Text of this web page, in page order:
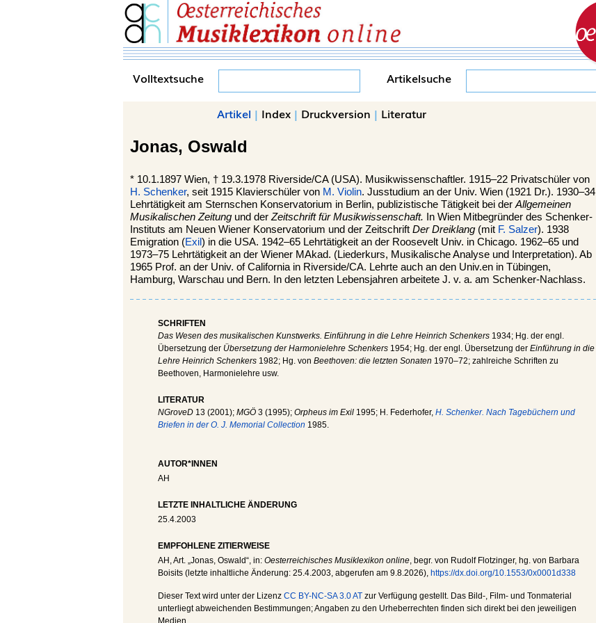
Volltextsuche Artikelsuche
Artikel | Index | Druckversion | Literatur
Jonas, Oswald
* 10.1.1897 Wien, † 19.3.1978 Riverside/CA (USA). Musikwissenschaftler. 1915–22 Privatschüler von
H. Schenker, seit 1915 Klavierschüler von M. Violin. Jusstudium an der Univ. Wien (1921 Dr.). 1930–34
Lehrtätigkeit am Sternschen Konservatorium in Berlin, publizistische Tätigkeit bei der Allgemeinen
Musikalischen Zeitung und der Zeitschrift für Musikwissenschaft. In Wien Mitbegründer des Schenker-
Instituts am Neuen Wiener Konservatorium und der Zeitschrift Der Dreiklang (mit F. Salzer). 1938
Emigration (Exil) in die USA. 1942–65 Lehrtätigkeit an der Roosevelt Univ. in Chicago. 1962–65 und
1973–75 Lehrtätigkeit an der Wiener MAkad. (Liederkurs, Musikalische Analyse und Interpretation). Ab
1965 Prof. an der Univ. of California in Riverside/CA. Lehrte auch an den Univ.en in Tübingen,
Hamburg, Warschau und Bern. In den letzten Lebensjahren arbeitete J. v. a. am Schenker-Nachlass.
SCHRIFTEN
Das Wesen des musikalischen Kunstwerks. Einführung in die Lehre Heinrich Schenkers 1934; Hg. der engl.
Übersetzung der Übersetzung der Harmonielehre Schenkers 1954; Hg. der engl. Übersetzung der Einführung in die
Lehre Heinrich Schenkers 1982; Hg. von Beethoven: die letzten Sonaten 1970–72; zahlreiche Schriften zu
Beethoven, Harmonielehre usw.
LITERATUR
NGroveD 13 (2001); MGÖ 3 (1995); Orpheus im Exil 1995; H. Federhofer, H. Schenker. Nach Tagebüchern und
Briefen in der O. J. Memorial Collection 1985.
AUTOR*INNEN
AH
LETZTE INHALTLICHE ÄNDERUNG
25.4.2003
EMPFOHLENE ZITIERWEISE
AH , Art. „Jonas, Oswald“, in: Oesterreichisches Musiklexikon online, begr. von Rudolf Flotzinger, hg. von Barbara
Boisits (letzte inhaltliche Änderung: 25.4.2003, abgerufen am 9.8.2026), https://dx.doi.org/10.1553/0x0001d338
Dieser Text wird unter der Lizenz CC BY-NC-SA 3.0 AT zur Verfügung gestellt. Das Bild-, Film- und Tonmaterial
unterliegt abweichenden Bestimmungen; Angaben zu den Urheberrechten finden sich direkt bei den jeweiligen
Medien.